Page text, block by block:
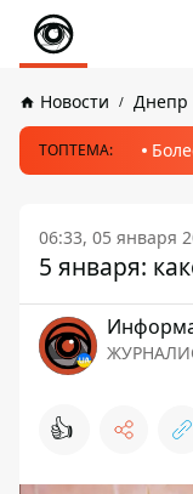
Новости Днепр
ТОПТЕМА:
06:33, 05 января
5 января:
👍